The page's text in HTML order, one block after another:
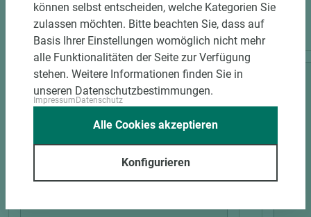
PASSENDES ZUBEHÖR
können selbst entscheiden, welche Kategorien Sie
zulassen möchten. Bitte beachten Sie, dass auf
Basis Ihrer Einstellungen womöglich nicht mehr
alle Funktionalitäten der Seite zur Verfügung
stehen. Weitere Informationen finden Sie in
unseren Datenschutzbestimmungen.
Impressum Datenschutz
Konfigurieren
Alle Cookies akzeptieren